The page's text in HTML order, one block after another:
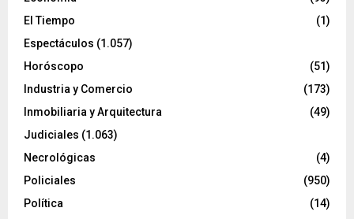
El Tiempo
(1)
Espectáculos (1.057)
Horóscopo
(51)
Industria y Comercio
(173)
Inmobiliaria y Arquitectura
(49)
Judiciales (1.063)
Necrológicas
(4)
Policiales
(950)
Política
(14)